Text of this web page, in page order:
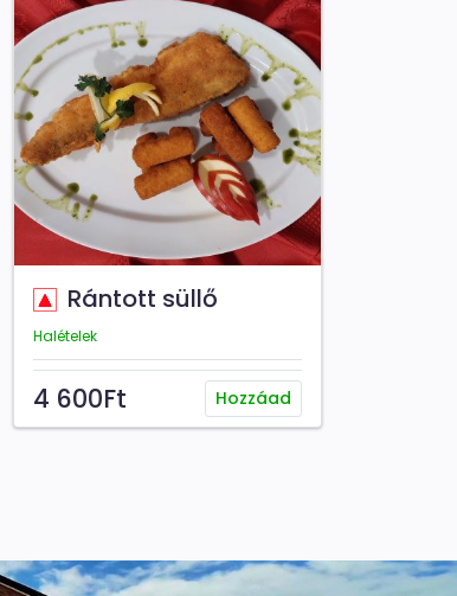
Rántott süllő
Halételek
4 600Ft Hozzáad